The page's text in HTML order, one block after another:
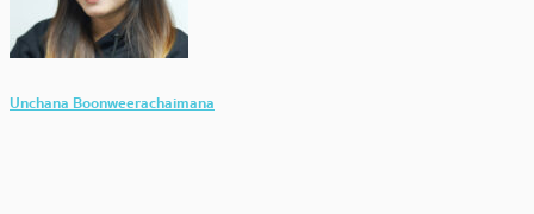
Unchana Boonweerachaimana